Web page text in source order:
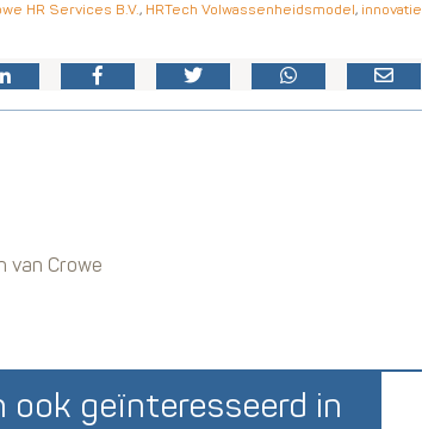
HR Services B.V., HRTech Volwassenheidsmodel, innovatie
van Crowe
geïnteresseerd in